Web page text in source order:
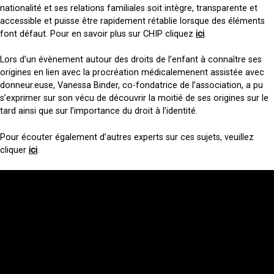
nationalité et ses relations familiales soit intègre, transparente et
accessible et puisse être rapidement rétablie lorsque des éléments
font défaut. Pour en savoir plus sur CHIP cliquez ici.
Lors d’un évènement autour des droits de l’enfant à connaître ses
origines en lien avec la procréation médicalemenent assistée avec
donneur.euse, Vanessa Binder, co-fondatrice de l’association, a pu
s’exprimer sur son vécu de découvrir la moitié de ses origines sur le
tard ainsi que sur l’importance du droit à l’identité.
Pour écouter également d’autres experts sur ces sujets, veuillez
cliquer ici.